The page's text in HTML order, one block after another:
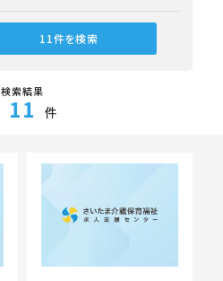
検索結果
11 件